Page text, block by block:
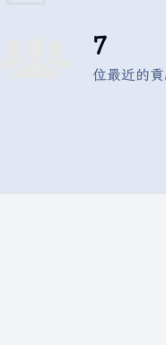
7
位最近的